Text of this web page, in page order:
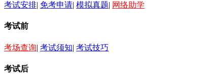
考试安排| 免考申请| 模拟真题| 网络助学
考试前
考场查询| 考试须知| 考试技巧
考试后